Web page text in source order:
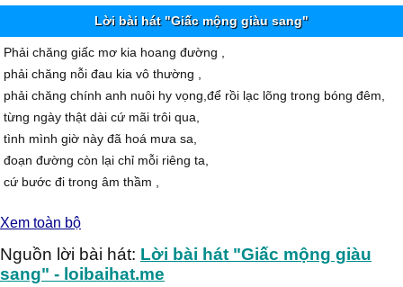
Lời bài hát "Giấc mộng giàu sang"
Phải chăng giấc mơ kia hoang đường ,
phải chăng nỗi đau kia vô thường ,
phải chăng chính anh nuôi hy vọng,để rồi lạc lõng trong bóng đêm,
từng ngày thật dài cứ mãi trôi qua,
tình mình giờ này đã hoá mưa sa,
đoạn đường còn lại chỉ mỗi riêng ta,
cứ bước đi trong âm thầm ,
anh biết yêu dấu kia đã phai tàn,
mà lòng anh vẫn mong nhớ em ,
đếm từng ngày tháng mong em hãy về đây,
Xem toàn bộ
Nguồn lời bài hát: Lời bài hát "Giấc mộng giàu
sang" - loibaihat.me